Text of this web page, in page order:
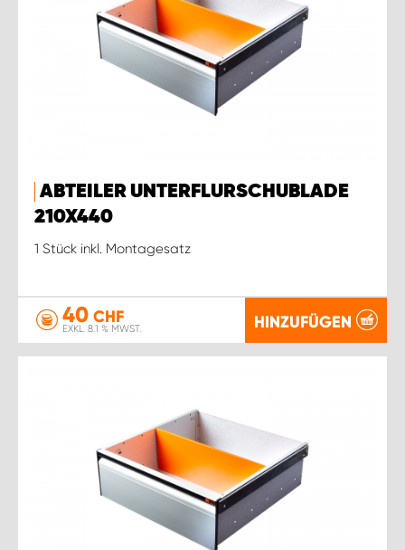
ABTEILER UNTERFLURSCHUBLADE
210X440
1 Stück inkl. Montagesatz
40 CHF
EXKL. 8.1 % MWST. HINZUFÜGEN